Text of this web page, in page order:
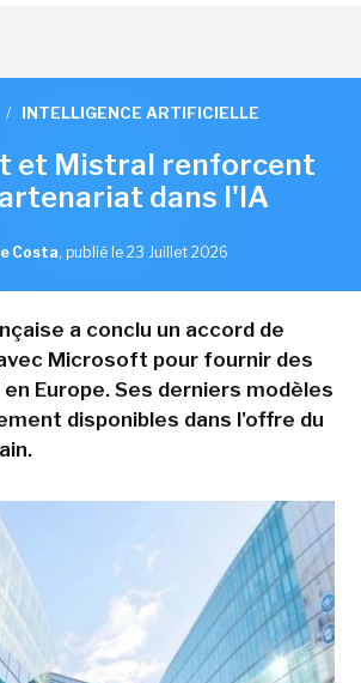
/ INTELLIGENCE ARTIFICIELLE
et Mistral renforcent
dans l'IA
Costa, publié le 23 Juillet 2026
a conclu un accord de
Microsoft pour fournir des
Europe. Ses derniers modèles
disponibles dans l'offre du